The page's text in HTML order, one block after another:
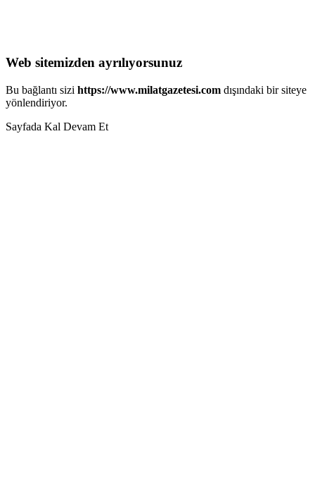
Web sitemizden ayrılıyorsunuz
Bu bağlantı sizi https://www.milatgazetesi.com dışındaki bir siteye
yönlendiriyor.
Sayfada Kal Devam Et